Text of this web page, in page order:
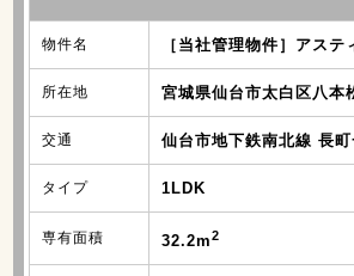
物件名 ［当社管理物件］アステ
所在地 宮城県仙台市太白区八本
交通 仙台市地下鉄南北線 長
タイプ 1LDK
専有面積 32.2m2